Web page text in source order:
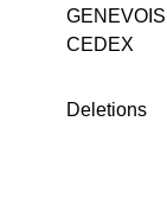
GENEVOIS
CEDEX
Deletions